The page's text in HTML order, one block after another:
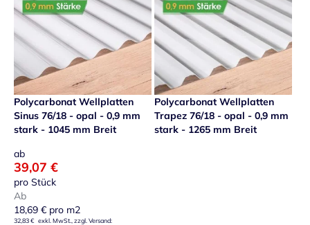
Polycarbonat Wellplatten
Sinus 76/18 - opal - 0,9 mm
stark - 1045 mm Breit
ab
39,07 €
pro Stück
Ab
18,69 € pro m2
32,83 €
Polycarbonat Wellplatten
Trapez 76/18 - opal - 0,9 mm
stark - 1265 mm Breit